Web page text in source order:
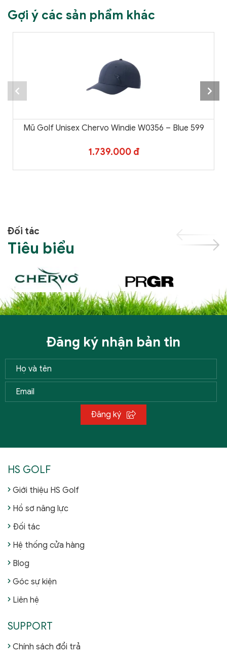
Gợi ý các sản phẩm khác
Mũ Golf Unisex Chervo Windie W0356 – Blue 599
1.739.000 đ
Đối tác
Tiêu biểu
Đăng ký nhận bản tin
Đăng ký
HS GOLF
Giới thiệu HS Golf
Hồ sơ năng lực
Đối tác
Hệ thống cửa hàng
Blog
Góc sự kiện
Liên hệ
SUPPORT
Chính sách đổi trả